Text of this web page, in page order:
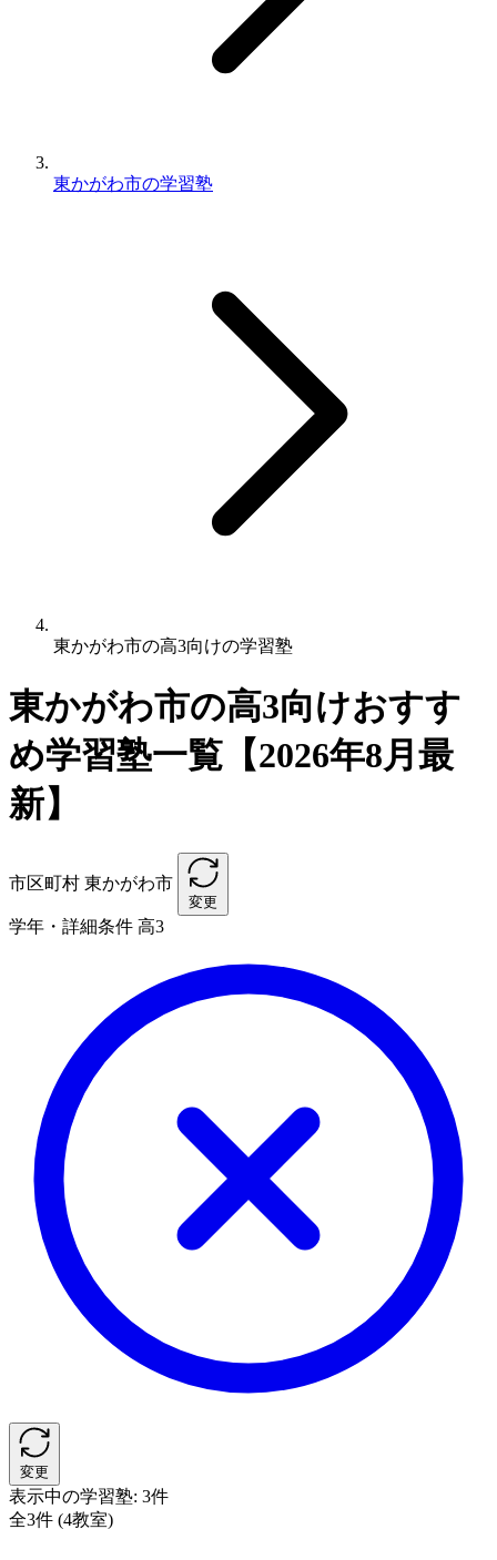
東かがわ市の学習塾
東かがわ市の高3向けの学習塾
東かがわ市の高3向けおすす
め学習塾一覧【2026年8月最
新】
市区町村 東かがわ市
変更
学年・詳細条件 高3
変更
表示中の学習塾: 3件
全3件 (4教室)